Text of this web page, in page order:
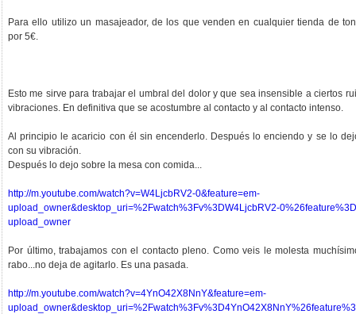
Para ello utilizo un masajeador, de los que venden en cualquier tienda de
por 5€.
Esto me sirve para trabajar el umbral del dolor y que sea insensible a ciertos
vibraciones. En definitiva que se acostumbre al contacto y al contacto intenso.
Al principio le acaricio con él sin encenderlo. Después lo enciendo y se lo
con su vibración.
Después lo dejo sobre la mesa con comida...
http://m.youtube.com/watch?v=W4LjcbRV2-0&feature=em-
upload_owner&desktop_uri=%2Fwatch%3Fv%3DW4LjcbRV2-
upload_owner
Por último, trabajamos con el contacto pleno. Como veis le molesta
rabo...no deja de agitarlo. Es una pasada.
http://m.youtube.com/watch?v=4YnO42X8NnY&feature=em-